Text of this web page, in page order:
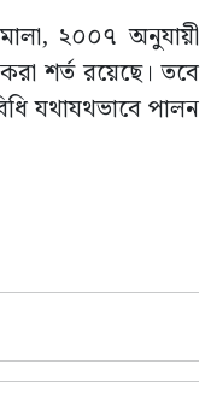
২০০৭ অনুযায়ী
শর্ত রয়েছে। তবে
যথাযথভাবে পালন